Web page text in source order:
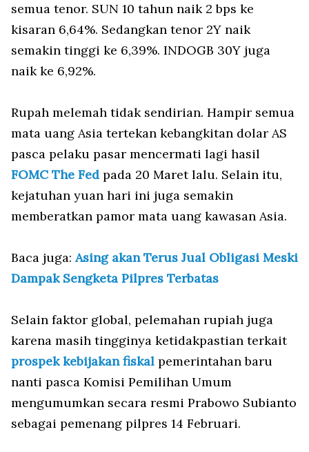
semua tenor. SUN 10 tahun naik 2 bps ke
kisaran 6,64%. Sedangkan tenor 2Y naik
semakin tinggi ke 6,39%. INDOGB 30Y juga
naik ke 6,92%.
Rupah melemah tidak sendirian. Hampir semua
mata uang Asia tertekan kebangkitan dolar AS
pasca pelaku pasar mencermati lagi hasil
FOMC The Fed pada 20 Maret lalu. Selain itu,
kejatuhan yuan hari ini juga semakin
memberatkan pamor mata uang kawasan Asia.
Baca juga: Asing akan Terus Jual Obligasi Meski
Dampak Sengketa Pilpres Terbatas
Selain faktor global, pelemahan rupiah juga
karena masih tingginya ketidakpastian terkait
prospek kebijakan fiskal pemerintahan baru
nanti pasca Komisi Pemilihan Umum
mengumumkan secara resmi Prabowo Subianto
sebagai pemenang pilpres 14 Februari.